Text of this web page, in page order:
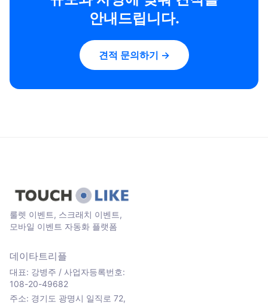
안내드립니다.
견적 문의하기 →
룰렛 이벤트, 스크래치 이벤트,
모바일 이벤트 자동화 플랫폼
데이타트리플
대표: 강병주 / 사업자등록번호:
108-20-49682
주소: 경기도 광명시 일직로 72,